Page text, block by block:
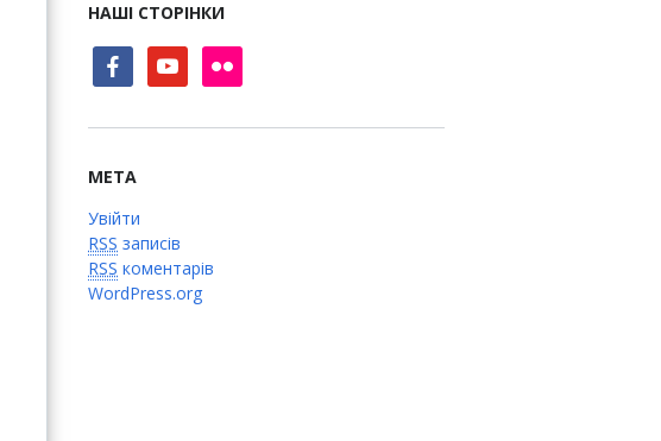
НАШІ СТОРІНКИ
facebookyoutube flickr
МЕТА
Увійти
RSS записів
RSS коментарів
WordPress.org